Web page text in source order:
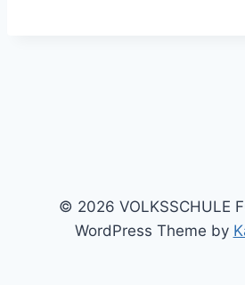
© 2026 VOLKSSCHULE
WordPress Theme by